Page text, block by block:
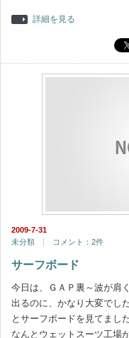
詳細を見る
2009-7-31
未分類
コメント：2件
サーフボード
今日は、ＧＡＰ裏～波が肩
出るのに、かなり大変でし
とサーフボードを見てまし
なんとウェットスーツ工場